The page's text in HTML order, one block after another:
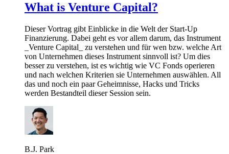
What is Venture Capital?
Dieser Vortrag gibt Einblicke in die Welt der Start-Up
Finanzierung. Dabei geht es vor allem darum, das Instrument
_Venture Capital_ zu verstehen und für wen bzw. welche Art
von Unternehmen dieses Instrument sinnvoll ist? Um dies
besser zu verstehen, ist es wichtig wie VC Fonds operieren
und nach welchen Kriterien sie Unternehmen auswählen. All
das und noch ein paar Geheimnisse, Hacks und Tricks
werden Bestandteil dieser Session sein.
B.J. Park